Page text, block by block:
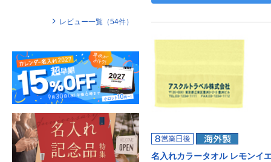
名入れカラータオル レモンイ
レビュー一覧（54件）